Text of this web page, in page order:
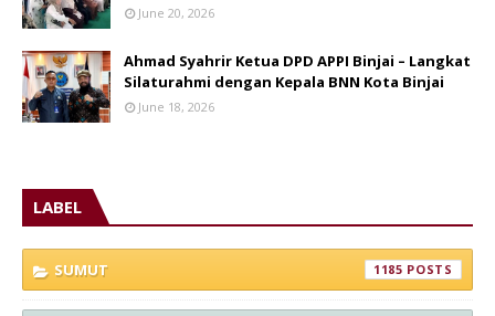
June 20, 2026
Ahmad Syahrir Ketua DPD APPI Binjai – Langkat
Silaturahmi dengan Kepala BNN Kota Binjai
June 18, 2026
LABEL
SUMUT 1185